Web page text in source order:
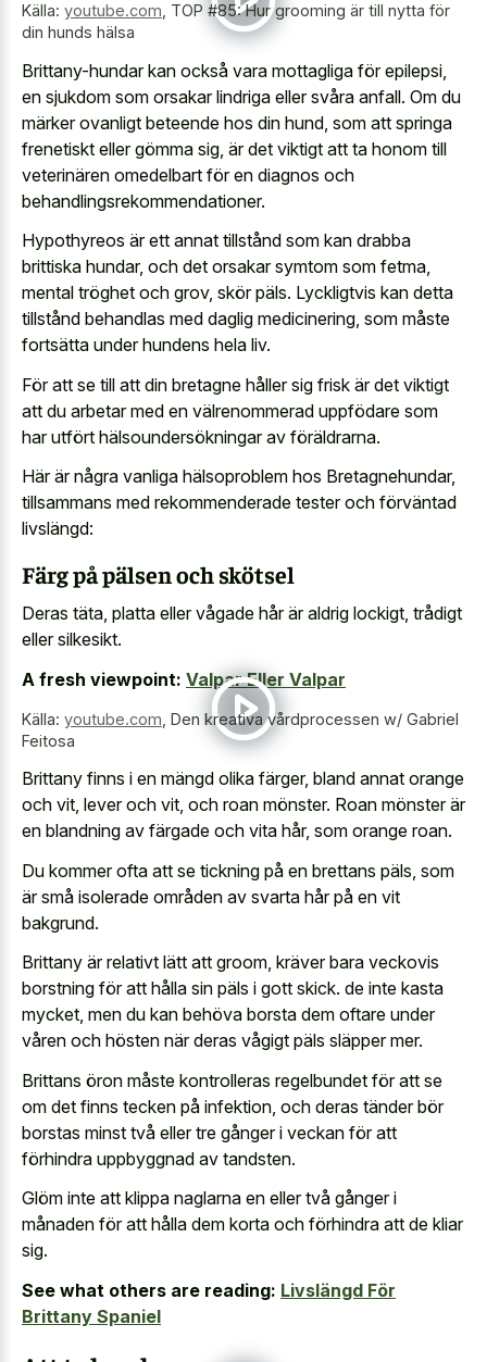
Källa: youtube.com TOP #85: Hur grooming är till nytta för
din hunds hälsa
Brittany-hundar kan också vara mottagliga för epilepsi,
en sjukdom som orsakar lindriga eller svåra anfall. Om du
märker ovanligt beteende hos din hund, som att springa
frenetiskt eller gömma sig, är det viktigt att ta honom till
veterinären omedelbart för en diagnos och
behandlingsrekommendationer.
Hypothyreos är ett annat tillstånd som kan drabba
brittiska hundar, och det orsakar symtom som fetma,
mental tröghet och grov, skör päls. Lyckligtvis kan detta
tillstånd behandlas med daglig medicinering, som måste
fortsätta under hundens hela liv.
För att se till att din bretagne håller sig frisk är det viktigt
att du arbetar med en välrenommerad uppfödare som
har utfört hälsoundersökningar av föräldrarna.
Här är några vanliga hälsoproblem hos Bretagnehundar,
tillsammans med rekommenderade tester och förväntad
livslängd:
Färg på pälsen och skötsel
Deras täta, platta eller vågade hår är aldrig lockigt, trådigt
eller silkesikt.
A fresh viewpoint: Valpar Eller Valpar
Källa: youtube.com Den kreativa vårdprocessen w/ Gabriel
Feitosa
Brittany finns i en mängd olika färger, bland annat orange
och vit, lever och vit, och roan mönster. Roan mönster är
en blandning av färgade och vita hår, som orange roan.
Du kommer ofta att se tickning på en brettans päls, som
är små isolerade områden av svarta hår på en vit
bakgrund.
Brittany är relativt lätt att groom, kräver bara veckovis
borstning för att hålla sin päls i gott skick. de inte kasta
mycket, men du kan behöva borsta dem oftare under
våren och hösten när deras vågigt päls släpper mer.
Brittans öron måste kontrolleras regelbundet för att se
om det finns tecken på infektion, och deras tänder bör
borstas minst två eller tre gånger i veckan för att
förhindra uppbyggnad av tandsten.
Glöm inte att klippa naglarna en eller två gånger i
månaden för att hålla dem korta och förhindra att de kliar
sig.
See what others are reading: Livslängd För
Brittany Spaniel